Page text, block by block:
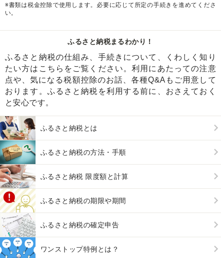
※書類は税金控除で使用します。必要に応じて所定の手続きを進めてくださ
い。
ふるさと納税まるわかり！
ふるさと納税の仕組み、手続きについて、くわしく知り
たい方はこちらをご覧ください。利用にあたっての注意
点や、気になる税額控除のお話、各種Q&Aもご用意して
おります。ふるさと納税を利用する前に、おさえておく
と安心です。
ふるさと納税とは
ふるさと納税の方法・手順
ふるさと納税 限度額と計算
ふるさと納税の期限や期間
ふるさと納税の確定申告
ワンストップ特例とは？